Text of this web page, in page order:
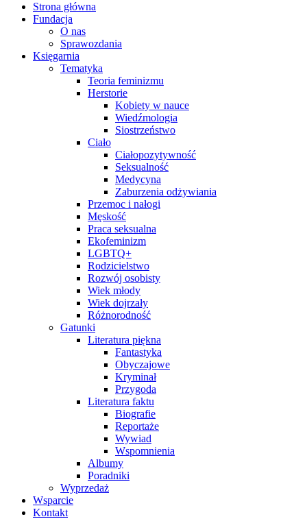
Strona główna
Fundacja
O nas
Sprawozdania
Księgarnia
Tematyka
Teoria feminizmu
Herstorie
Kobiety w nauce
Wiedźmologia
Siostrzeństwo
Ciało
Ciałopozytywność
Seksualność
Medycyna
Zaburzenia odżywiania
Przemoc i nałogi
Męskość
Praca seksualna
Ekofeminizm
LGBTQ+
Rodzicielstwo
Rozwój osobisty
Wiek młody
Wiek dojrzały
Różnorodność
Gatunki
Literatura piękna
Fantastyka
Obyczajowe
Kryminał
Przygoda
Literatura faktu
Biografie
Reportaże
Wywiad
Wspomnienia
Albumy
Poradniki
Wyprzedaż
Wsparcie
Kontakt